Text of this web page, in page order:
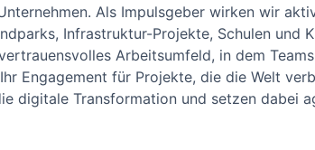
Als Impulsgeber wirken wir
Infrastruktur-Projekte, Schulen und
Arbeitsumfeld, in dem
Engagement für Projekte, die die Welt
digitale Transformation und setzen dabei